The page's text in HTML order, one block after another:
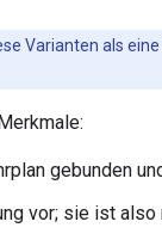
Varianten als
gebunden
vor; sie ist also